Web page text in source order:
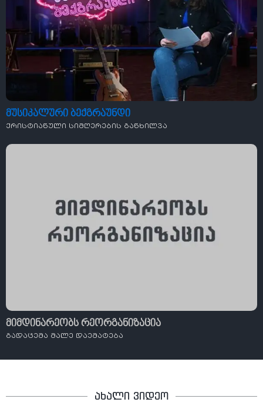
მუსიკალური ბექგრაუნდი
ქრისტიანული სიმღერების განხილვა
მიმდინარეობს რეორგანიზაცია
გადაცემა მალე დაემატება
ახალი ვიდეო